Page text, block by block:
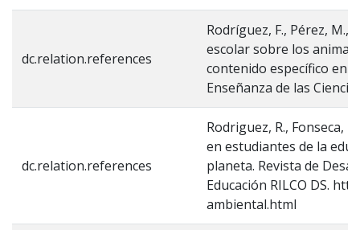
dc.relation.references
Rodríguez, F., Pérez, M.,
escolar sobre los
contenido específico en
Enseñanza de las
dc.relation.references
Rodriguez, R., Fonseca,
en estudiantes de la
planeta. Revista de
Educación RILCO DS.
ambiental.html